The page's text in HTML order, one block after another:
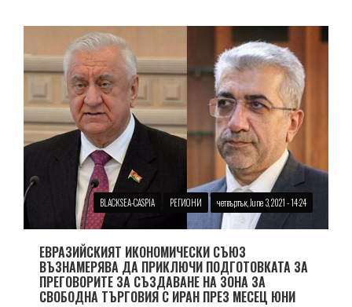
BLACKSEA-CASPIA РЕГИОНИ четвъртък, June 3, 2021 - 14:24
ЕВРАЗИЙСКИЯТ ИКОНОМИЧЕСКИ СЪЮЗ
ВЪЗНАМЕРЯВА ДА ПРИКЛЮЧИ ПОДГОТОВКАТА ЗА
ПРЕГОВОРИТЕ ЗА СЪЗДАВАНЕ НА ЗОНА ЗА
СВОБОДНА ТЪРГОВИЯ С ИРАН ПРЕЗ МЕСЕЦ ЮНИ